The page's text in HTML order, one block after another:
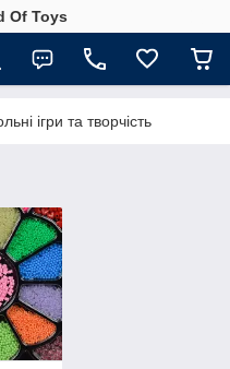
Of Toys
ігри та творчість